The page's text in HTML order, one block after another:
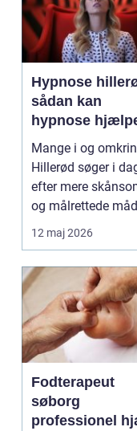
Hypnose
sådan kan
hypnose
hverdagen
Mange i og
Hillerød søger i
efter mere
og målrettede
at få det bedre på....
12 maj 2026
Fodterapeut
søborg
professionel